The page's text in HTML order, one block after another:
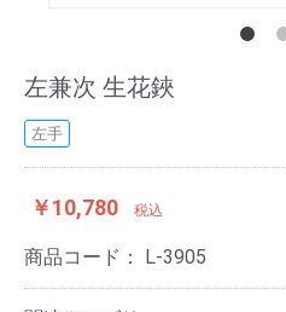
左兼次 生花鋏
左手
￥10,780 税込
商品コード： L-3905